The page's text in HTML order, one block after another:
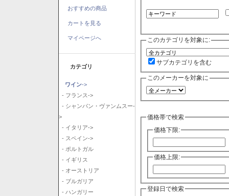
おすすめの商品
カートを見る
マイページへ
カテゴリ
ワイン->
- フランス->
- シャンパン・ヴァンムスー-
>
- イタリア->
- スペイン->
- ポルトガル
- イギリス
- オーストリア
- ブルガリア
- ハンガリー
このカテゴリを対象に:
サブカテゴリを含む
このメーカーを対象に
価格帯で検索
価格下限:
価格上限:
登録日で検索